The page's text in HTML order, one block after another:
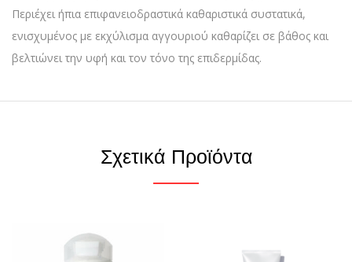
Περιέχει ήπια επιφανειοδραστικά καθαριστικά συστατικά,
ενισχυμένος με εκχύλισμα αγγουριού καθαρίζει σε βάθος και
βελτιώνει την υφή και τον τόνο της επιδερμίδας.
Σχετικά Προϊόντα